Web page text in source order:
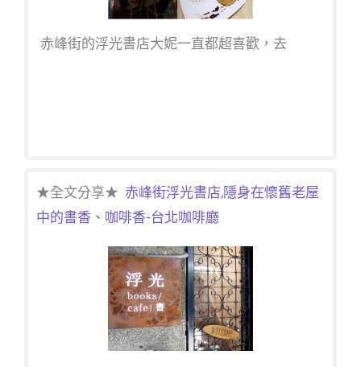
赤峰街的浮光書店大妮一直都超喜歡，去
★全文分享★ 赤峰街浮光書店,隱身在懷舊老屋
中的書香、咖啡香-台北咖啡廳